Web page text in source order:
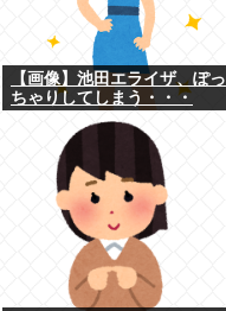
【画像】池田エライザ、ぽっ
ちゃりしてしまう・・・